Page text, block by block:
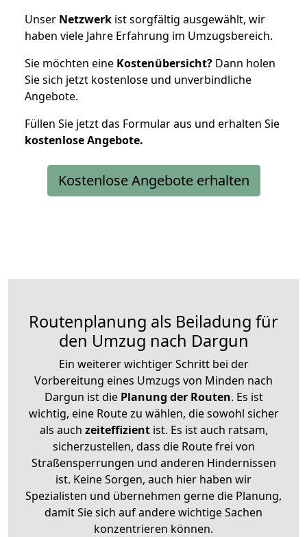
Unser Netzwerk ist sorgfältig ausgewählt, wir
haben viele Jahre Erfahrung im Umzugsbereich.
Sie möchten eine Kostenübersicht? Dann holen
Sie sich jetzt kostenlose und unverbindliche
Angebote.
Füllen Sie jetzt das Formular aus und erhalten Sie
kostenloseAngebote.
Kostenlose Angebote erhalten
Routenplanung als Beiladung für
den Umzug nach Dargun
Ein weiterer wichtiger Schritt bei der
Vorbereitung eines Umzugs von Minden nach
Dargun ist diePlanung der Routen. Es ist
wichtig, eine Route zu wählen, die sowohl sicher
als auch zeiteffizientist. Es ist auch ratsam,
sicherzustellen, dass die Route frei von
Straßensperrungen und anderen Hindernissen
ist. Keine Sorgen, auch hier haben wir
Spezialisten und übernehmen gerne die Planung,
damit Sie sich auf andere wichtige Sachen
konzentrieren können.